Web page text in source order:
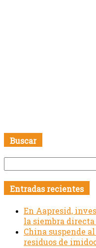
Buscar
Entradas recientes
En Aapresid,
la siembra
China suspende
residuos de